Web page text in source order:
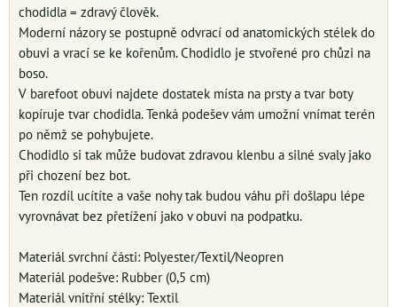
chodidla = zdravý člověk.
Moderní názory se postupně odvrací od anatomických stélek do
obuvi a vrací se ke kořenům. Chodidlo je stvořené pro chůzi na
boso.
V barefoot obuvi najdete dostatek místa na prsty a tvar boty
kopíruje tvar chodidla. Tenká podešev vám umožní vnímat terén
po němž se pohybujete.
Chodidlo si tak může budovat zdravou klenbu a silné svaly jako
při chození bez bot.
Ten rozdíl ucítíte a vaše nohy tak budou váhu při došlapu lépe
vyrovnávat bez přetížení jako v obuvi na podpatku.
Materiál svrchní části: Polyester/Textil/Neopren
Materiál podešve: Rubber (0,5 cm)
Materiál vnitřní stélky: Textil